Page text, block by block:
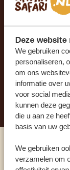
Deze
We gebruiken
personaliseren,
om ons
informatie over
voor social
kunnen deze
die u aan ze
basis van uw
We gebruiken
verzamelen om
Je
ONTVANG
STEL